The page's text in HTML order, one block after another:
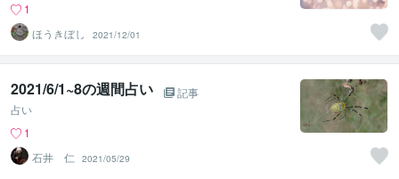
1
ほうきぼし
2021/12/01
2021/6/1~8の週間占い
記事
占い
1
石井 仁
2021/05/29